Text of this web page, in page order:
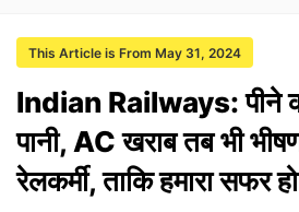
This Article is From May 31, 2024
Indian Railways: पीने
पानी, AC खराब तब भी
रेलकर्मी, ताकि हमारा सफर